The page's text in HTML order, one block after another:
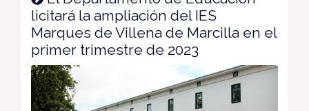
licitará la ampliación del IES
Marques de Villena de Marcilla en el
primer trimestre de 2023